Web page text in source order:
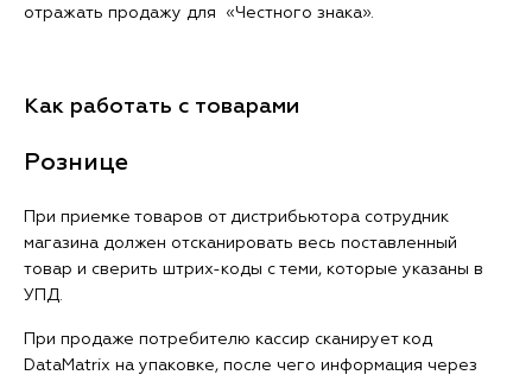
отражать продажу для «Честного знака».
Как работать с товарами
Рознице
При приемке товаров от дистрибьютора сотрудник
магазина должен отсканировать весь поставленный
товар и сверить штрих-коды с теми, которые указаны в
УПД.
При продаже потребителю кассир сканирует код
DataMatrix на упаковке, после чего информация через